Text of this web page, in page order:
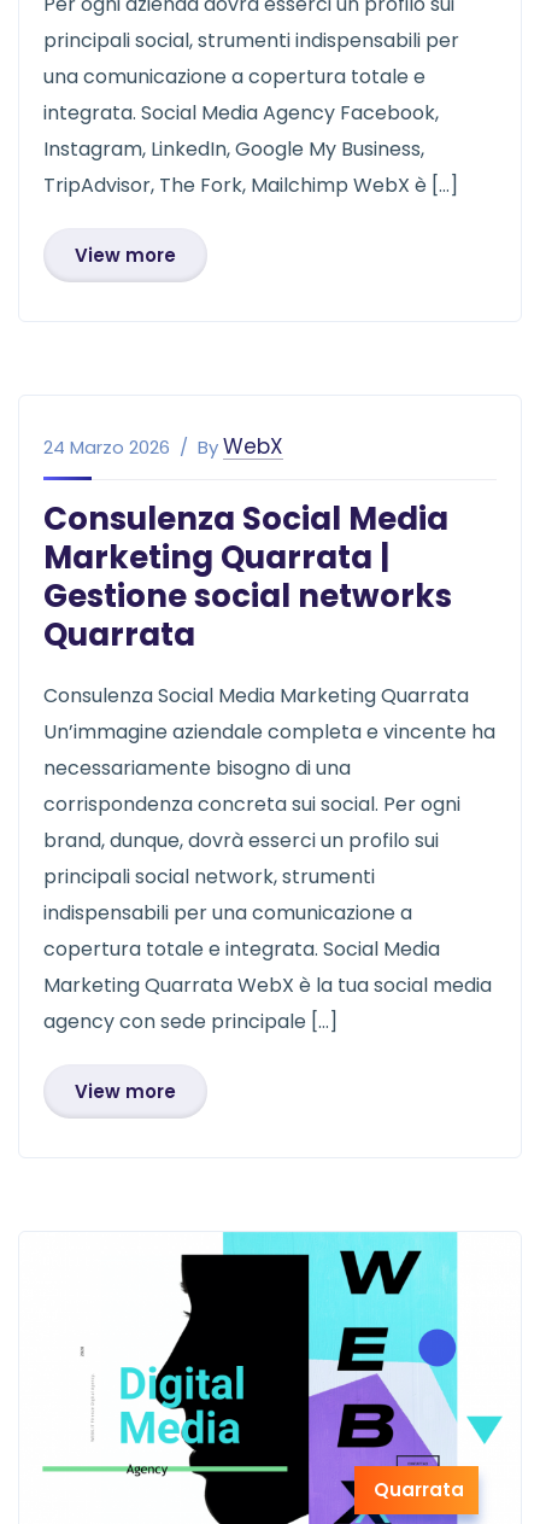
principali social, strumenti indispensabili per
una comunicazione a copertura totale e
integrata. Social Media Agency Facebook,
Instagram, LinkedIn, Google My Business,
TripAdvisor, The Fork, Mailchimp WebX è […]
View more
24 Marzo 2026 ByWebX
Consulenza Social Media
Marketing Quarrata |
Gestione social networks
Quarrata
Consulenza Social Media Marketing Quarrata
Un’immagine aziendale completa e vincente ha
necessariamente bisogno di una
corrispondenza concreta sui social. Per ogni
brand, dunque, dovrà esserci un profilo sui
principali social network, strumenti
indispensabili per una comunicazione a
copertura totale e integrata. Social Media
Marketing Quarrata WebX è la tua social media
agency con sede principale […]
View more
Quarrata